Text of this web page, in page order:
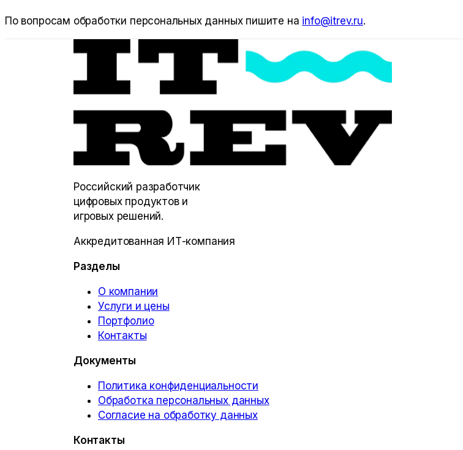
По вопросам обработки персональных данных пишите на info@itrev.ru.
Российский разработчик
цифровых продуктов и
игровых решений.
Аккредитованная ИТ-компания
Разделы
О компании
Услуги и цены
Портфолио
Контакты
Документы
Политика конфиденциальности
Обработка персональных данных
Согласие на обработку данных
Контакты